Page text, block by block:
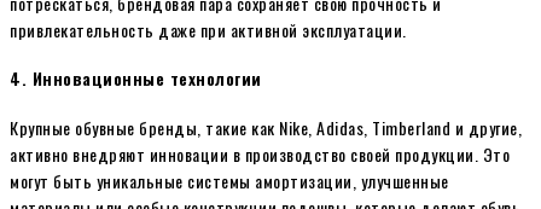
привлекательность даже при активной эксплуатации.
4. Инновационные технологии
Крупные обувные бренды, такие как Nike, Adidas, Timberland и другие,
активно внедряют инновации в производство своей продукции. Это
могут быть уникальные системы амортизации, улучшенные